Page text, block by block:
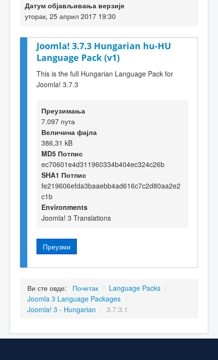
Датум објављивања верзије
уторак, 25 април 2017 19:30
Joomla! 3.7.3 Hungarian hu-HU
Language Pack (v1)
This is the full Hungarian Language Pack for
Joomla! 3.7.3
Преузимања
7.097 пута
Величина фајла
386,31 kB
MD5 Потпис
ec70601e4d311960334b404ec324c26b
SHA1 Потпис
fe219606efda3baaebb4ad616c7c2d80aa2e2
c1b
Environments
Joomla! 3 Translations
Преузми
Ви сте овде: Почетак / Language Packs /
Joomla 3 Language Packages /
Joomla! 3 - Hungarian / 3.7.3.1